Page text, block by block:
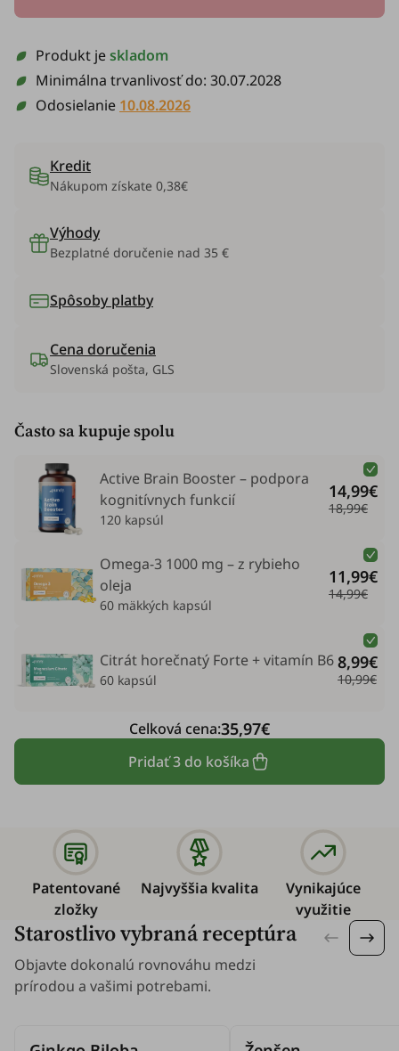
Produkt jeskladom
Minimálna trvanlivosť do: 30.07.2028
Odosielanie 10.08.2026
Kredit
Nákupom získate 0,38€
Výhody
Bezplatné doručenie nad 35 €
Spôsoby platby
Cena doručenia
Slovenská pošta, GLS
Často sa kupuje spolu
Active Brain Booster – podpora
kognitívnych funkcií
120 kapsúl
14,99€
18,99€
Omega-3 1000 mg – z rybieho
oleja
60 mäkkých kapsúl
11,99€
14,99€
Citrát horečnatý Forte + vitamín B6
60 kapsúl
8,99€
10,99€
Pridať 3 do košíka
Celková cena:35,97€
Patentované
zložky
Najvyššia kvalita
Vynikajúce
využitie
Starostlivo vybraná receptúra
Objavte dokonalú rovnováhu medzi
prírodou a vašimi potrebami.